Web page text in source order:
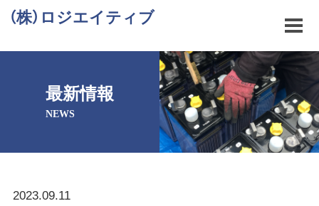
（株）ロジエイティブ
最新情報
NEWS
2023.09.11